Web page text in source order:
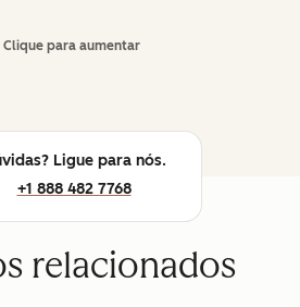
Clique para aumentar
Ligue para nós.
+1 888 482 7768
relacionados